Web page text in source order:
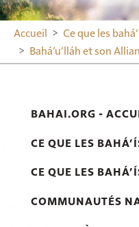
Accueil
Ce que les
Bahá’u’lláh et son
BAHAI.ORG -
CE QUE LES
CE QUE LES
COMMUNAUTÉS